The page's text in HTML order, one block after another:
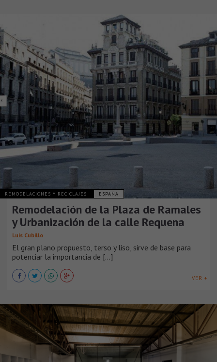
REMODELACIONES Y RECICLAJES ESPAÑA
Remodelación de la Plaza de Ramales
y Urbanización de la calle Requena
Luis Cubillo
El gran plano propuesto, terso y liso, sirve de base para
potenciar la importancia de [...]
VER +